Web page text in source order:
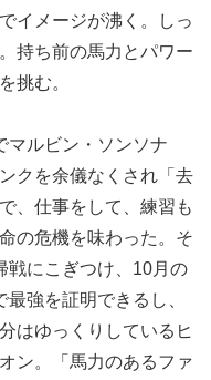
イメージが沸く。しっ
持ち前の馬力とパワー
挑む。
ルビン・ソンソナ
クを余儀なくされ「去
、仕事をして、練習も
の危機を味わった。そ
戦にこぎつけ、10月の
強を証明できるし、
はゆっくりしているヒ
ン。「馬力のあるファ